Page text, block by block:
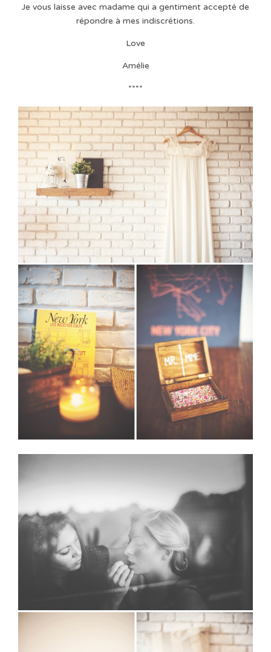
Je vous laisse avec madame qui a gentiment accepté de
répondre à mes indiscrétions.
Love
Amélie
****